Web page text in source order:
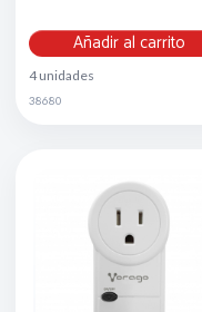
Añadir al carrito
4 unidades
38680